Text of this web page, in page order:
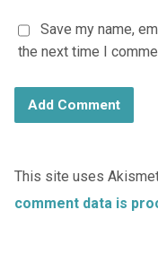
Save my name,
the next time I
This site uses
comment data is